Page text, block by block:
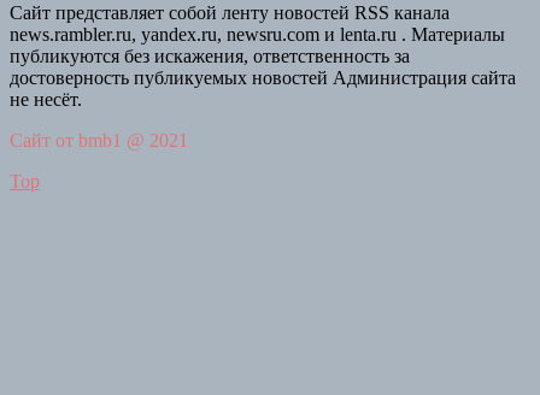
Сайт представляет собой ленту новостей RSS канала
news.rambler.ru, yandex.ru, newsru.com и lenta.ru . Материалы
публикуются без искажения, ответственность за
достоверность публикуемых новостей Администрация сайта
не несёт.
Сайт от bmb1 @ 2021
Top